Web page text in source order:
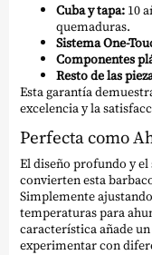
Cuba y tapa: 10
quemaduras.
Sistema One-
Componentes
Resto de las
Esta garantía
excelencia y la
Perfecta como
El diseño profundo y
convierten esta
Simplemente
temperaturas para
característica añade
experimentar con